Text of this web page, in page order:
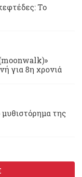
Το
για 8η χρονιά
μυθιστόρημα της